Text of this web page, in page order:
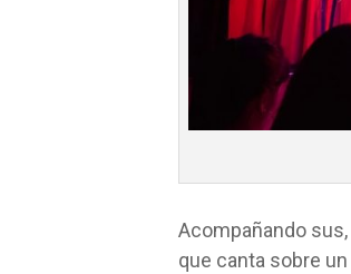
Acompañando sus,
que canta sobre